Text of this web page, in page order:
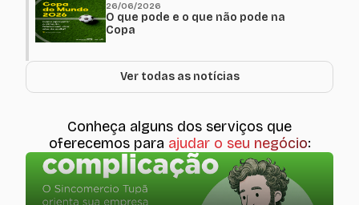
26/06/2026
O que pode e o que não pode na
Copa
Ver todas as notícias
Conheça alguns dos serviços que
oferecemos para ajudar o seu negócio: